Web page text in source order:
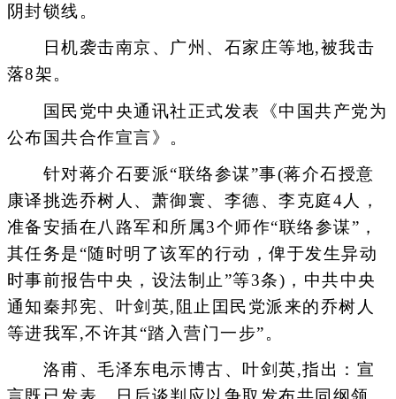
阴封锁线。
日机袭击南京、广州、石家庄等地,被我击
落8架。
国民党中央通讯社正式发表《中国共产党为
公布国共合作宣言》。
针对蒋介石要派“联络参谋”事(蒋介石授意
康译挑选乔树人、萧御寰、李德、李克庭4人，
准备安插在八路军和所属3个师作“联络参谋”，
其任务是“随时明了该军的行动，俾于发生异动
时事前报告中央，设法制止”等3条)，中共中央
通知秦邦宪、叶剑英,阻止囯民党派来的乔树人
等进我军,不许其“踏入营门一步”。
洛甫、毛泽东电示博古、叶剑英,指出：宣